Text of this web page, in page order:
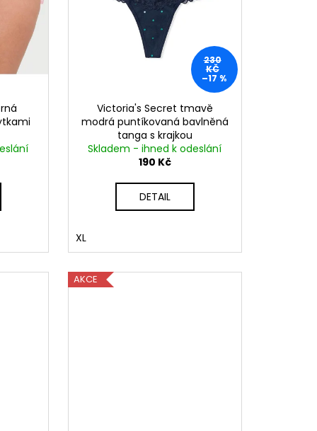
230
KČ
–17 %
Victoria's Secret tmavě
modrá puntíkovaná bavlněná
tanga s krajkou
Skladem - ihned k odeslání
190 Kč
DETAIL
XL
AKCE